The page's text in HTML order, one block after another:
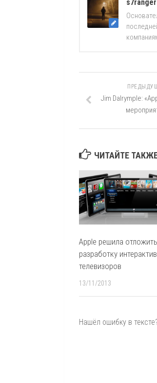
s7ranger
Jim Dalrymple:
ЧИТАЙТЕ
Apple решила отложить
разработку
телевизоров
13/11/2013
Нашёл ошибку в